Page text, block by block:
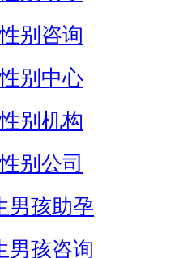
别咨询
别中心
别机构
别公司
男孩助孕
男孩咨询